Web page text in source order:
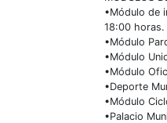
•​Módulo de
18:00 horas.
•​Módulo
•​Módulo
•​Módulo
•​Deporte
•​Módulo
•​Palacio